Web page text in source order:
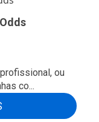
ou
co...